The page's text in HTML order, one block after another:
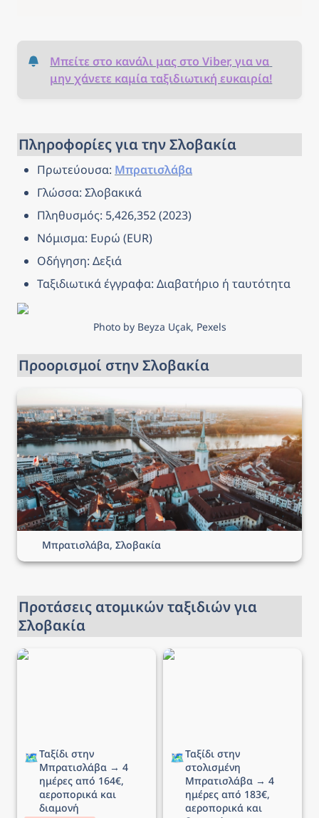
Μπείτε στο κανάλι μας στο Viber, για να
μην χάνετε καμία ταξιδιωτική ευκαιρία!
Πληροφορίες για την Σλοβακία
Πρωτεύουσα: Μπρατισλάβα
Γλώσσα: Σλοβακικά
Πληθυσμός: 5,426,352 (2023)
Νόμισμα: Ευρώ (EUR)
Οδήγηση: Δεξιά
Ταξιδιωτικά έγγραφα: Διαβατήριο ή ταυτότητα
Photo by Beyza Uçak, Pexels
Προορισμοί στην Σλοβακία
Μπρατισλάβα, Σλοβακία
Προτάσεις ατομικών ταξιδιών για
Σλοβακία
Ταξίδι στην Μπρατισλάβα
🗺️Ταξίδι στην
Μπρατισλάβα → 4
ημέρες από 164€,
αεροπορικά και
διαμονή
Ταξίδι στην στολισμένη
🗺️Ταξίδι στην
στολισμένη
Μπρατισλάβα → 4
ημέρες από 183€,
αεροπορικά και